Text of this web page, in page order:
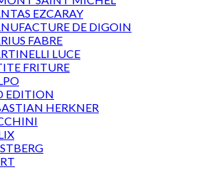
EZCARAY
DE DIGOIN
FABRE
LUCE
FRITURE
EDITION
HERKNER